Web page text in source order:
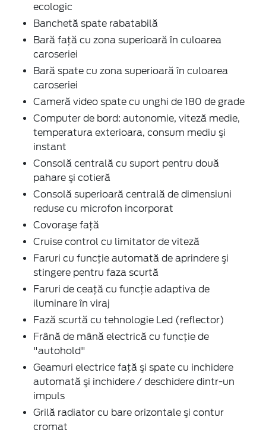
ecologic
Banchetă spate rabatabilă
Bară faţă cu zona superioară în culoarea
caroseriei
Bară spate cu zona superioară în culoarea
caroseriei
Cameră video spate cu unghi de 180 de grade
Computer de bord: autonomie, viteză medie,
temperatura exterioara, consum mediu şi
instant
Consolă centrală cu suport pentru două
pahare şi cotieră
Consolă superioară centrală de dimensiuni
reduse cu microfon incorporat
Covoraşe faţă
Cruise control cu limitator de viteză
Faruri cu funcţie automată de aprindere şi
stingere pentru faza scurtă
Faruri de ceaţă cu funcţie adaptiva de
iluminare în viraj
Fază scurtă cu tehnologie Led (reflector)
Frână de mână electrică cu funcţie de
"autohold"
Geamuri electrice faţă şi spate cu inchidere
automată şi inchidere / deschidere dintr-un
impuls
Grilă radiator cu bare orizontale şi contur
cromat